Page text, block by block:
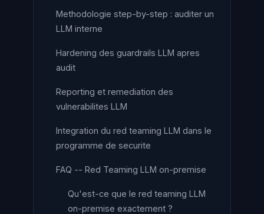
Methodologie step-by-step : auditer un
LLM interne
Hardening des guardrails LLM apres
audit
Reporting et remediation des
vulnerabilites LLM
Integration du red teaming LLM dans le
programme de securite
FAQ -- Red Teaming LLM on-premise
Qu'est-ce que le red teaming LLM
on-premise exactement ?